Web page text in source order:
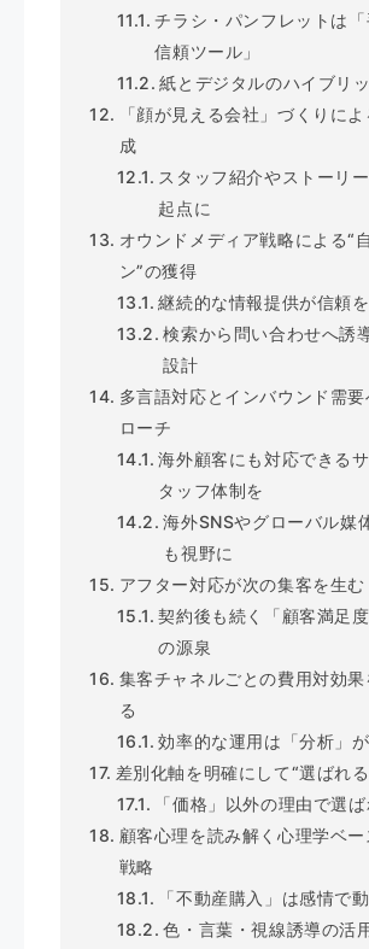
チラシ・パンフレットは「
信頼ツール」
紙とデジタルのハイブリ
「顔が見える会社」づくりに
成
スタッフ紹介やストーリ
起点に
オウンドメディア戦略による“
ン”の獲得
継続的な情報提供が信頼
検索から問い合わせへ誘
設計
多言語対応とインバウンド需
ローチ
海外顧客にも対応できる
タッフ体制を
海外SNSやグローバル媒
も視野に
アフター対応が次の集客を生む
契約後も続く「顧客満足
の源泉
集客チャネルごとの費用対効果
る
効率的な運用は「分析」
差別化軸を明確にして“選ばれ
「価格」以外の理由で選
顧客心理を読み解く心理学ベ
戦略
「不動産購入」は感情で動
色・言葉・視線誘導の活